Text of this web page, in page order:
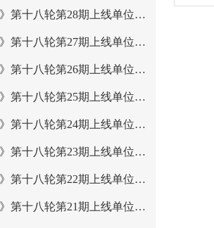
《民声热线》第十八轮第28期上线单位：市公安局金平分局...
《民声热线》第十八轮第27期上线单位：澄海区教育局、濠...
《民声热线》第十八轮第26期上线单位：潮阳区教育局、潮...
《民声热线》第十八轮第25期上线单位：金平区教育局、龙...
《民声热线》第十八轮第24期上线单位：市疾病预防控制中...
《民声热线》第十八轮第23期上线单位：粤东技师学院、汕...
《民声热线》第十八轮第22期上线单位：汕头市教育局
《民声热线》第十八轮第21期上线单位：广东以色列理工学...